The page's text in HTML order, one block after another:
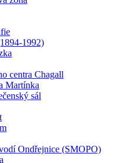
1992)
centra Chagall
Martínka
sál
Ondřejnice (SMOPO)